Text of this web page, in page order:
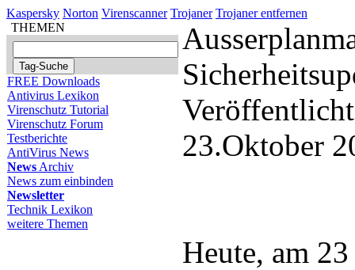
Kaspersky Norton Virenscanner Trojaner Trojaner entfernen
THEMEN
FREE Downloads
Antivirus Lexikon
Virenschutz Tutorial
Virenschutz Forum
Testberichte
AntiVirus News
News Archiv
News zum einbinden
Newsletter
Technik Lexikon
weitere Themen
23.Oktober
Heute, am